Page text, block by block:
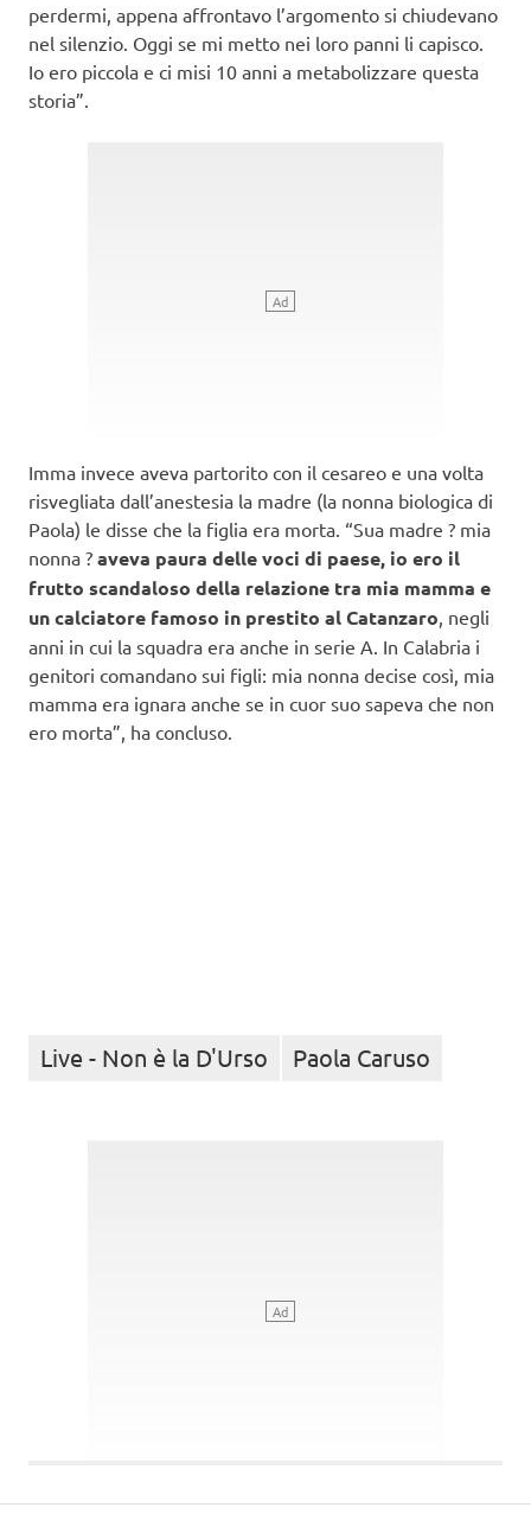
perdermi, appena affrontavo l’argomento si chiudevano
nel silenzio. Oggi se mi metto nei loro panni li capisco.
Io ero piccola e ci misi 10 anni a metabolizzare questa
storia”.
Imma invece aveva partorito con il cesareo e una volta
risvegliata dall’anestesia la madre (la nonna biologica di
Paola) le disse che la figlia era morta. “Sua madre ? mia
nonna ? aveva paura delle voci di paese, io ero il
frutto scandaloso della relazione tra mia mamma e
un calciatore famoso in prestito al Catanzaro , negli
anni in cui la squadra era anche in serie A. In Calabria i
genitori comandano sui figli: mia nonna decise così, mia
mamma era ignara anche se in cuor suo sapeva che non
ero morta”, ha concluso.
Live - Non è la D'Urso Paola Caruso